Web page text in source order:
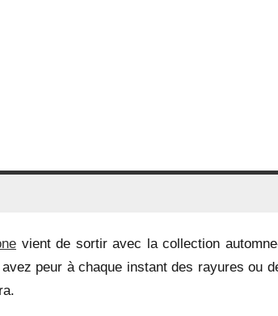
vient de sortir avec la collection
peur à chaque instant des rayures ou